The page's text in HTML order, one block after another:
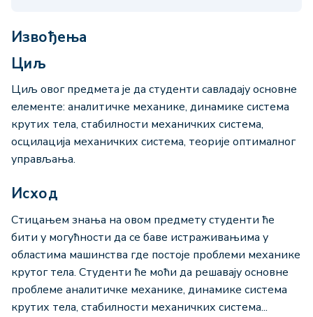
Извођења
Циљ
Циљ овог предмета је да студенти савладају основне
елементе: аналитичке механике, динамике система
крутих тела, стабилности механичких система,
осцилација механичких система, теорије оптималног
управљања.
Исход
Стицањем знања на овом предмету студенти ће
бити у могућности да се баве истраживањима у
областима машинства где постоје проблеми механике
крутог тела. Студенти ће моћи да решавају основне
проблеме аналитичке механике, динамике система
крутих тела, стабилности механичких система...